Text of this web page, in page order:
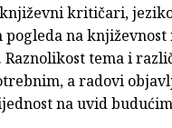
književni kritičari,
na književnost
tema i
a radovi
na uvid